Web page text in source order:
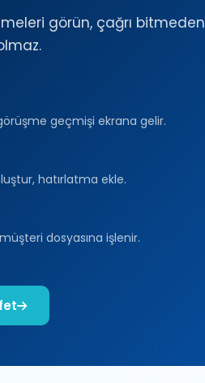
görün, çağrı bitmeden
geçmişi ekrana gelir.
hatırlatma ekle.
dosyasına işlenir.